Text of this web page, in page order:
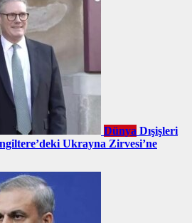
Dünya Dışişleri
Ukrayna Zirvesi’ne